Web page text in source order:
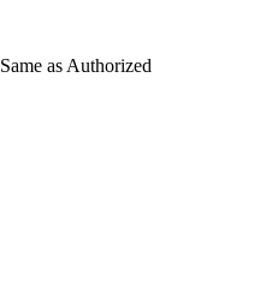
Same as Authorized